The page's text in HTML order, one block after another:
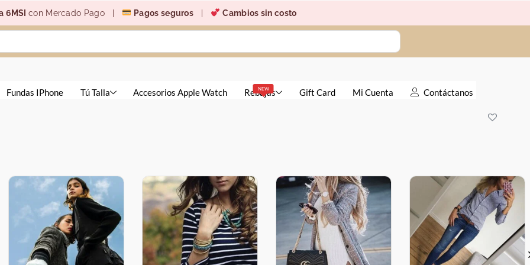
6MSIcon Mercado Pago | Pagos seguros Cambios sin costo
Fundas IPhone Tú Talla Accesorios Apple Watch NEW
Rebajas Gift Card Mi Cuenta Contáctanos